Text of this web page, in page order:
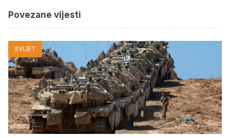
Povezane vijesti
SVIJET